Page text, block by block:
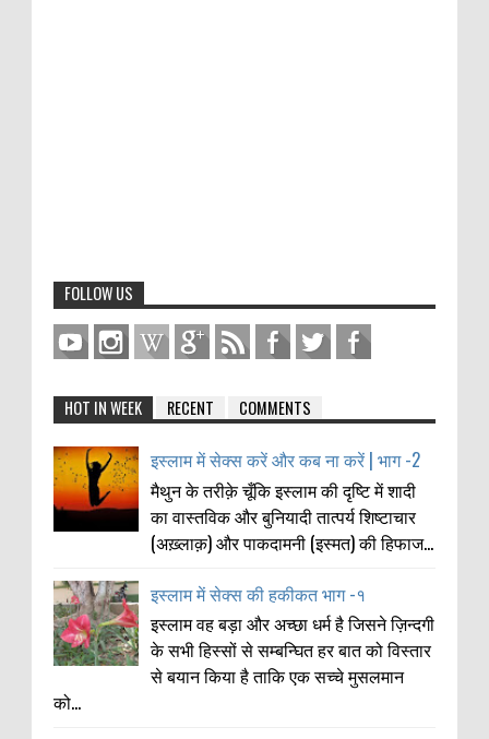
FOLLOW US
HOT IN WEEK RECENT COMMENTS
इस्लाम में सेक्स करें और कब ना करें | भाग -2
मैथुन के तरीक़े चूँकि इस्लाम की दृष्टि में शादी
का वास्तविक और बुनियादी तात्पर्य शिष्टाचार
(अख़्लाक़) और पाकदामनी (इस्मत) की हिफाज...
इस्लाम में सेक्स की हकीकत भाग -१
इस्लाम वह बड़ा और अच्छा धर्म है जिसने ज़िन्दगी
के सभी हिस्सों से सम्बन्घित हर बात को विस्तार
से बयान किया है ताकि एक सच्चे मुसलमान
को...